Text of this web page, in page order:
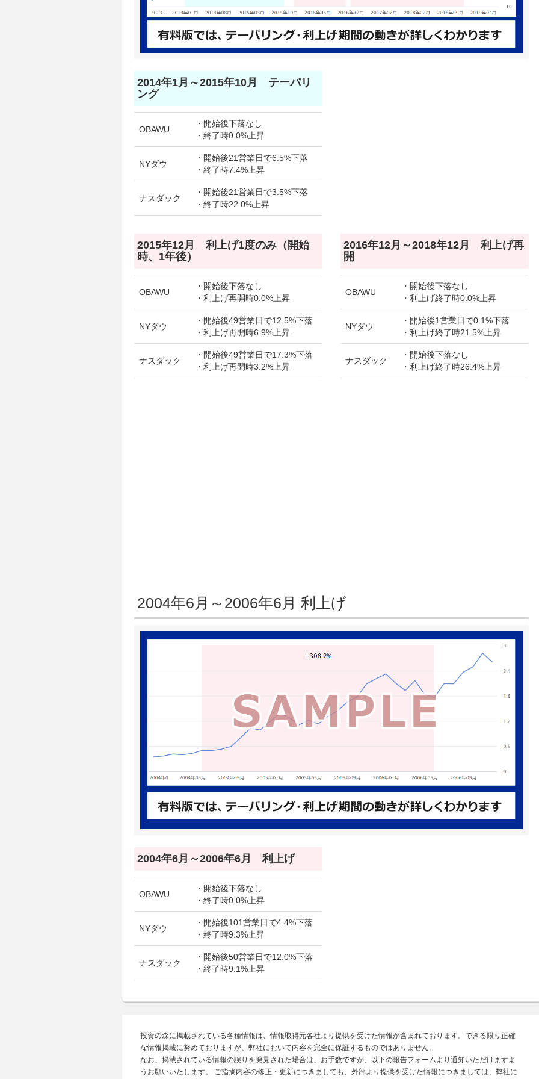
2014年1月～2015年10月 テーパリ
ング
OBAWU
・開始後下落なし
・終了時0.0%上昇
NYダウ
・開始後21営業日で6.5%下落
・終了時7.4%上昇
ナスダック
・開始後21営業日で3.5%下落
・終了時22.0%上昇
2015年12月 利上げ1度のみ（開始
時、1年後）
OBAWU
・開始後下落なし
・利上げ再開時0.0%上昇
NYダウ
・開始後49営業日で12.5%下落
・利上げ再開時6.9%上昇
ナスダック
・開始後49営業日で17.3%下落
・利上げ再開時3.2%上昇
2016年12月～2018年12月 利上げ再
開
OBAWU
・開始後下落なし
・利上げ終了時0.0%上昇
NYダウ
・開始後1営業日で0.1%下落
・利上げ終了時21.5%上昇
ナスダック
・開始後下落なし
・利上げ終了時26.4%上昇
2004年6月～2006年6月 利上げ
2004年6月～2006年6月 利上げ
OBAWU
・開始後下落なし
・終了時0.0%上昇
NYダウ
・開始後101営業日で4.4%下落
・終了時9.3%上昇
ナスダック
・開始後50営業日で12.0%下落
・終了時9.1%上昇
投資の森に掲載されている各種情報は、情報取得元各社より提供を受けた情報が含まれております。できる限り正確
な情報掲載に努めておりますが、弊社において内容を完全に保証するものではありません。
なお、掲載されている情報の誤りを発見された場合は、お手数ですが、以下の報告フォームより通知いただけますよ
うお願いいたします。 ご指摘内容の修正・更新につきましても、外部より提供を受けた情報につきましては、弊社に